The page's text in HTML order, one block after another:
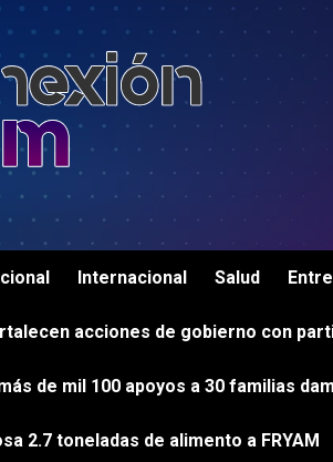
Internacional Salud
acciones de gobierno con
de mil 100 apoyos a 30 familias
2.7 toneladas de alimento a FRYAM